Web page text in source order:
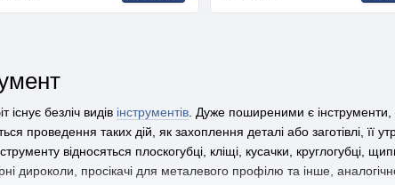
безліч видів інструментів . Дуже поширеними є
проведення таких дій, як захоплення деталі або заготівлі, її
відносяться плоскогубці, кліщі, кусачки, круглогубці,
дироколи, просікачі для металевого профілю та інше,